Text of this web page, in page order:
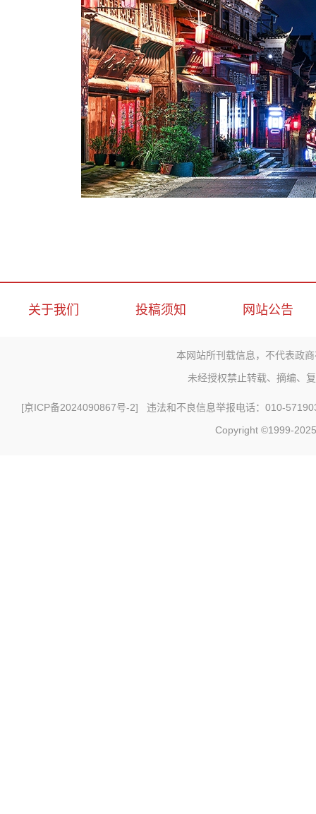
关于我们 投稿须知 网站公告
本网站所刊载信息，不代表政
未经授权禁止转载、摘编、
[京ICP备2024090867号-2] 违法和不良信息举报电话：010-
Copyright ©1999-